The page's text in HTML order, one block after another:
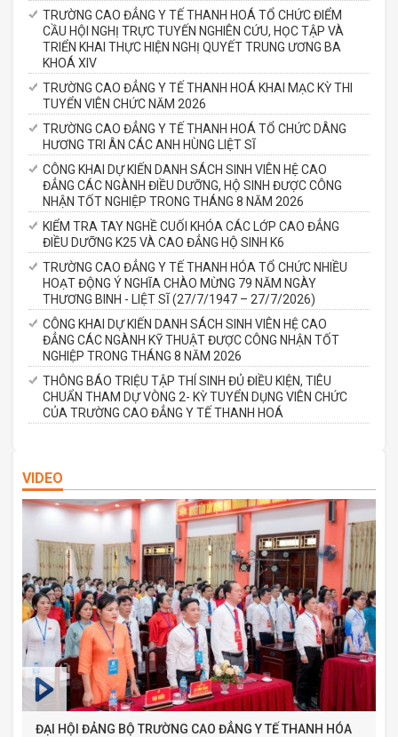
TRƯỜNG CAO ĐẲNG Y TẾ THANH HOÁ TỔ CHỨC ĐIỂM
CẦU HỘI NGHỊ TRỰC TUYẾN NGHIÊN CỨU, HỌC TẬP VÀ
TRIỂN KHAI THỰC HIỆN NGHỊ QUYẾT TRUNG ƯƠNG BA
KHOÁ XIV
TRƯỜNG CAO ĐẲNG Y TẾ THANH HOÁ KHAI MẠC KỲ THI
TUYỂN VIÊN CHỨC NĂM 2026
TRƯỜNG CAO ĐẲNG Y TẾ THANH HOÁ TỔ CHỨC DÂNG
HƯƠNG TRI ÂN CÁC ANH HÙNG LIỆT SĨ
CÔNG KHAI DỰ KIẾN DANH SÁCH SINH VIÊN HỆ CAO
ĐẲNG CÁC NGÀNH ĐIỀU DƯỠNG, HỘ SINH ĐƯỢC CÔNG
NHẬN TỐT NGHIỆP TRONG THÁNG 8 NĂM 2026
KIỂM TRA TAY NGHỀ CUỐI KHÓA CÁC LỚP CAO ĐẲNG
ĐIỀU DƯỠNG K25 VÀ CAO ĐẲNG HỘ SINH K6
TRƯỜNG CAO ĐẲNG Y TẾ THANH HÓA TỔ CHỨC NHIỀU
HOẠT ĐỘNG Ý NGHĨA CHÀO MỪNG 79 NĂM NGÀY
THƯƠNG BINH - LIỆT SĨ (27/7/1947 – 27/7/2026)
CÔNG KHAI DỰ KIẾN DANH SÁCH SINH VIÊN HỆ CAO
ĐẲNG CÁC NGÀNH KỸ THUẬT ĐƯỢC CÔNG NHẬN TỐT
NGHIỆP TRONG THÁNG 8 NĂM 2026
THÔNG BÁO TRIỆU TẬP THÍ SINH ĐỦ ĐIỀU KIỆN, TIÊU
CHUẨN THAM DỰ VÒNG 2- KỲ TUYỂN DỤNG VIÊN CHỨC
CỦA TRƯỜNG CAO ĐẲNG Y TẾ THANH HOÁ
VIDEO
ĐẠI HỘI ĐẢNG BỘ TRƯỜNG CAO ĐẲNG Y TẾ THANH HÓA